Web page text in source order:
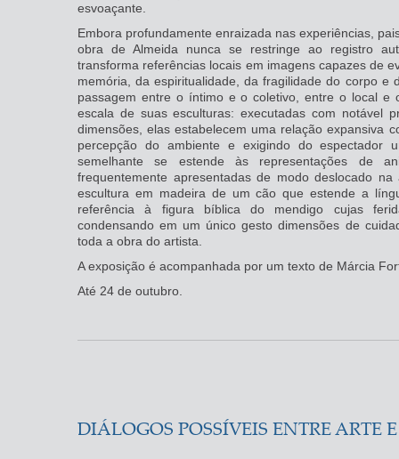
esvoaçante.
Embora profundamente enraizada nas experiências,
obra de Almeida nunca se restringe ao registro
transforma referências locais em imagens capazes de
memória, da espiritualidade, da fragilidade do corpo e
passagem entre o íntimo e o coletivo, entre o local e
escala de suas esculturas: executadas com notável
dimensões, elas estabelecem uma relação expansiva
percepção do ambiente e exigindo do espectador
semelhante se estende às representações de
frequentemente apresentadas de modo deslocado na
escultura em madeira de um cão que estende a
referência à figura bíblica do mendigo cujas
condensando em um único gesto dimensões de
toda a obra do artista.
A exposição é acompanhada por um texto de Márcia
Até 24 de outubro.
DIÁLOGOS POSSÍVEIS ENTRE ARTE